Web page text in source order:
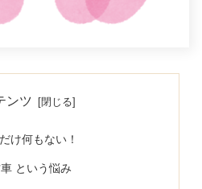
ンツ
け何もない！
という悩み